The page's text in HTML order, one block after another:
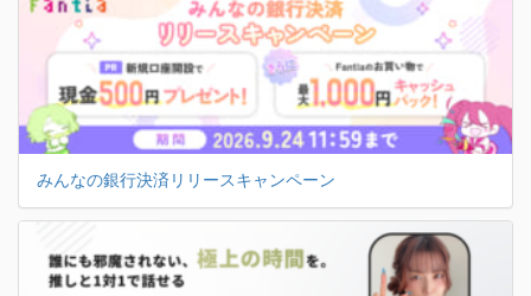
みんなの銀行決済リリースキャンペーン